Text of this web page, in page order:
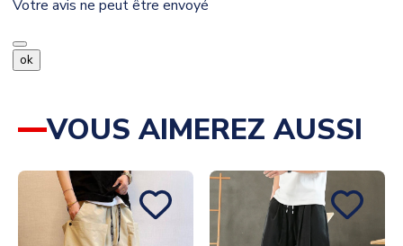
Votre avis ne peut être envoyé
ok
VOUS AIMEREZ AUSSI